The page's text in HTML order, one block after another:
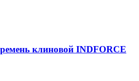
клиновой INDFORCE